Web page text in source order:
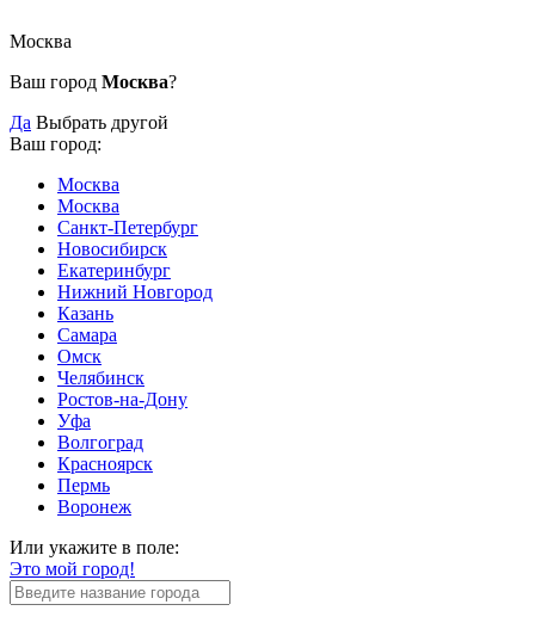
Москва
Ваш город Москва?
Да Выбрать другой
Ваш город:
Москва
Москва
Санкт-Петербург
Новосибирск
Екатеринбург
Нижний Новгород
Казань
Самара
Омск
Челябинск
Ростов-на-Дону
Уфа
Волгоград
Красноярск
Пермь
Воронеж
Или укажите в поле:
Это мой город!